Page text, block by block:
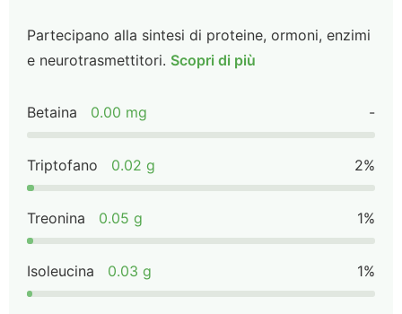
Partecipano alla sintesi di proteine, ormoni, enzimi
e neurotrasmettitori. Scopri di più
Betaina 0.00 mg -
Triptofano 0.02 g 2%
Treonina 0.05 g 1%
Isoleucina 0.03 g 1%